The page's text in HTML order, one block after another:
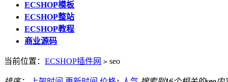
ECSHOP模板
ECSHOP整站
ECSHOP教程
商业源码
当前位置： ECSHOP插件网 > seo